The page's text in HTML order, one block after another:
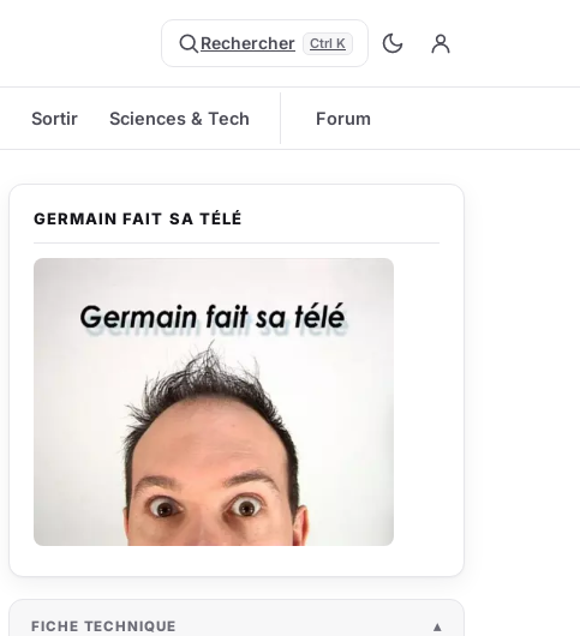
Rechercher Ctrl K
Sortir Sciences & Tech Forum
GERMAIN FAIT SA TÉLÉ
FICHE TECHNIQUE